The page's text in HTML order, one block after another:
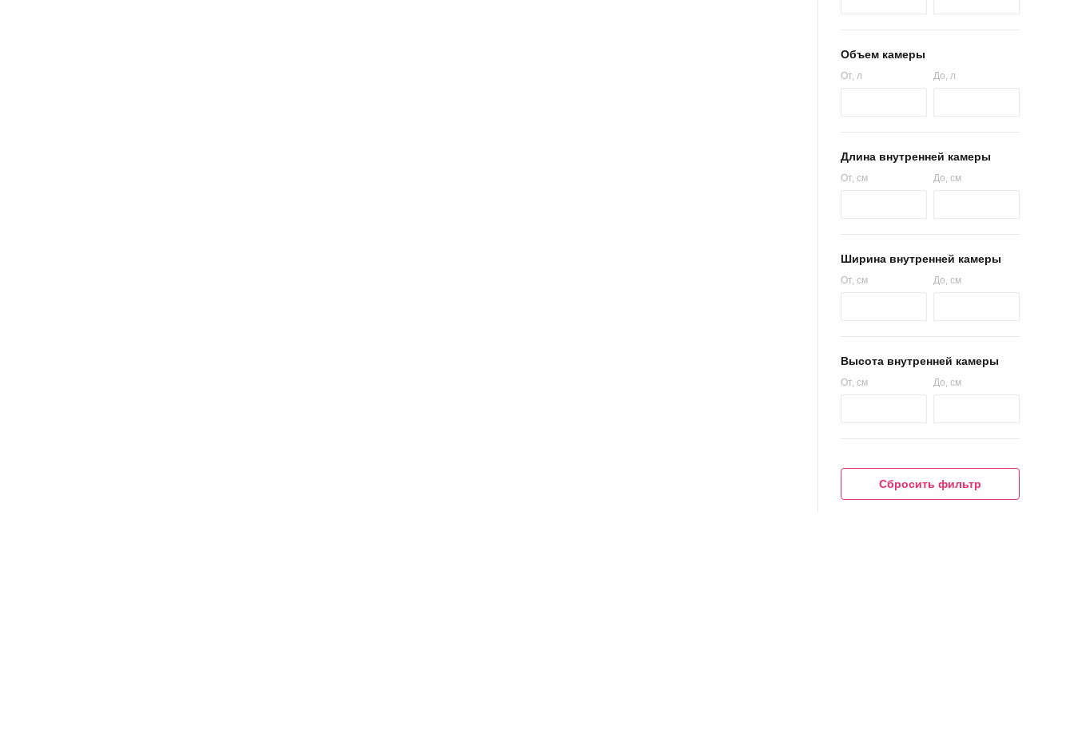
Объем камеры
От, л До, л
Длина внутренней камеры
От, см До, см
Ширина внутренней камеры
От, см До, см
Высота внутренней камеры
От, см До, см
Сбросить фильтр